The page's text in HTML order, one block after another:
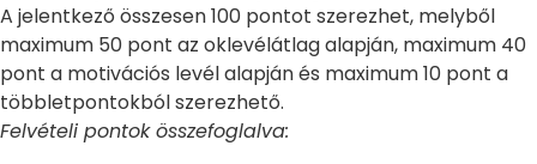
A jelentkező összesen 100 pontot szerezhet, melyből
maximum 50 pont az oklevélátlag alapján, maximum 40
pont a motivációs levél alapján és maximum 10 pont a
többletpontokból szerezhető.
Felvételi pontok összefoglalva: